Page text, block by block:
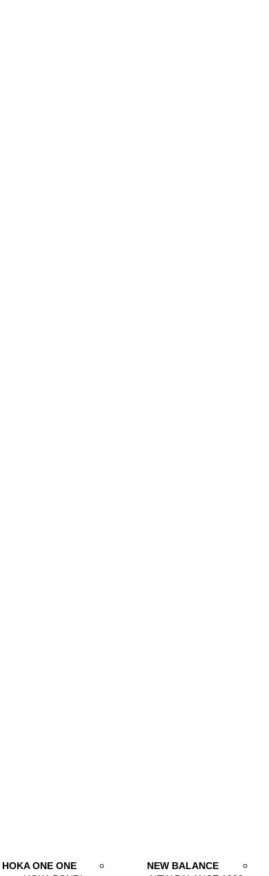
HOKA ONE ONE
NEW BALANCE